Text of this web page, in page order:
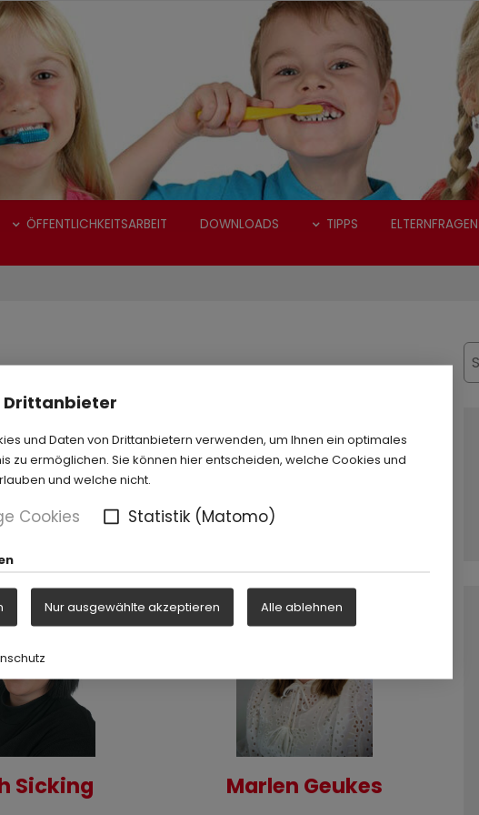
Drittanbieter
und Daten von Drittanbietern verwenden, um Ihnen ein optimales
zu ermöglichen. Sie können hier entscheiden, welche Cookies und
und welche nicht.
Cookies Statistik (Matomo)
Nur ausgewählte akzeptieren Alle ablehnen
ÖFFENTLICHKEITSARBEIT DOWNLOADS TIPPS ELTERNFRAGEN
Sicking Marlen Geukes